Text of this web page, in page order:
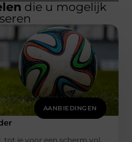
die u mogelijk
AANBIEDINGEN
tot je voor een scherm vol